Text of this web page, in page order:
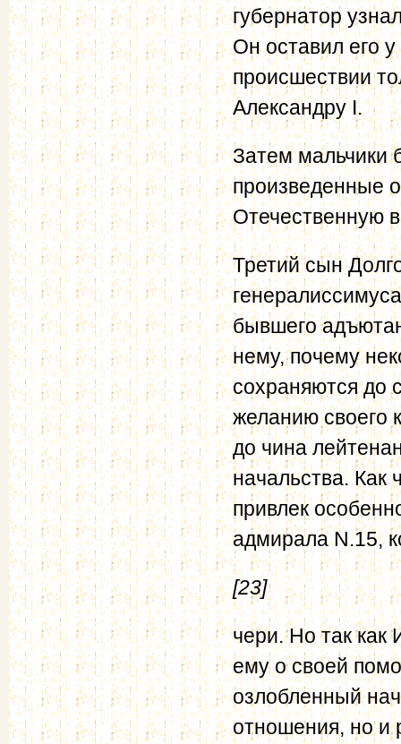
губернатор
Он оставил его
происшествии
Александру I.
Затем мальчики
произведенные
Отечественную
Третий сын
бывшего
нему, почему
сохраняются до
желанию своего
до чина
начальства.
привлек
адмирала N.15,
[23]
чери. Но так как
ему о своей
озлобленный
отношения, но и